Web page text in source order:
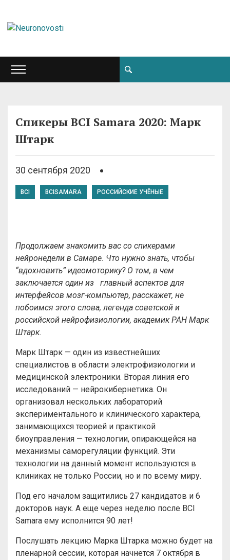
Спикеры BCI Samara 2020: Марк
Штарк
30 сентября 2020
BCI BCISAMARA РОССИЙСКИЕ УЧЁНЫЕ
Продолжаем знакомить вас со спикерами
нейронедели в Самаре. Что нужно знать, чтобы
“вдохновить” идеомоторику? О том, в чем
заключается один из
главный аспектов для
интерфейсов мозг-компьютер, расскажет, не
побоимся этого слова, легенда советской и
российской нейрофизиологии, академик РАН Марк
Штарк.
Марк Штарк — один из известнейших
специалистов в области электрофизиологии и
медицинской электроники. Вторая линия его
исследований — нейрокибернетика. Он
организовал нескольких лабораторий
экспериментального и клинического характера,
занимающихся теорией и практикой
биоуправления — технологии, опирающейся на
механизмы саморегуляции функций. Эти
технологии на данный момент используются в
клиниках не только России, но и по всему миру.
Под его началом защитились 27 кандидатов и 6
докторов наук. А еще через неделю после BCI
Samara ему исполнится 90 лет!
Послушать лекцию Марка Штарка можно будет на
пленарной сессии, которая начнется 7 октября в